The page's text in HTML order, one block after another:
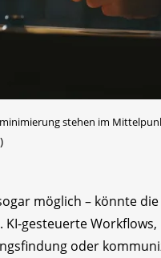
stehen im
möglich – könnte
gesteuerte
oder